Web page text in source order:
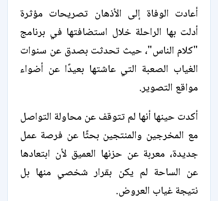
أعادت الوفاة إلى الأذهان تصريحات مؤثرة
أدلت بها الراحلة خلال استضافتها في برنامج
"كلام الناس"، حيث تحدثت بصدق عن سنوات
الغياب الصعبة التي عاشتها بعيدًا عن أضواء
مواقع التصوير.
أكدت حينها أنها لم تتوقف عن محاولة التواصل
مع المخرجين والمنتجين بحثًا عن فرصة عمل
جديدة، معربة عن حزنها العميق لأن ابتعادها
عن الساحة لم يكن بقرار شخصي منها بل
نتيجة غياب العروض.